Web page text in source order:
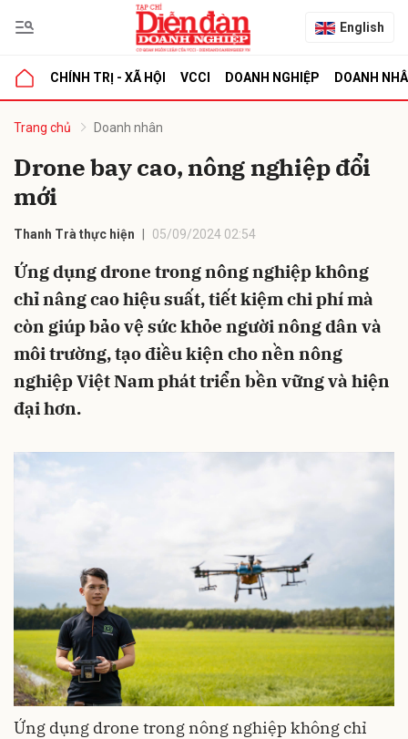
English
CHÍNH TRỊ - XÃ HỘI VCCI DOANH NGHIỆP DOANH
Trang chủ Doanh nhân
Drone bay cao, nông nghiệp đổi
mới
Thanh Trà thực hiện 05/09/2024 02:54
Ứng dụng drone trong nông nghiệp không
chỉ nâng cao hiệu suất, tiết kiệm chi phí mà
còn giúp bảo vệ sức khỏe người nông dân và
môi trường, tạo điều kiện cho nền nông
nghiệp Việt Nam phát triển bền vững và hiện
đại hơn.
Ứng dụng drone trong nông nghiệp không chỉ
luận
Hủy